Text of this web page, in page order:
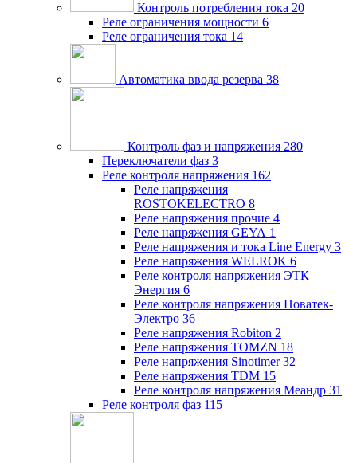
Контроль потребления тока 20
Реле ограничения мощности 6
Реле ограничения тока 14
Автоматика ввода резерва 38
Контроль фаз и напряжения 280
Переключатели фаз 3
Реле контроля напряжения 162
Реле напряжения
ROSTOKELECTRO 8
Реле напряжения прочие 4
Реле напряжения GEYA 1
Реле напряжения и тока Line Energy 3
Реле напряжения WELROK 6
Реле контроля напряжения ЭТК
Энергия 6
Реле контроля напряжения Новатек-
Электро 36
Реле напряжения Robiton 2
Реле напряжения TOMZN 18
Реле напряжения Sinotimer 32
Реле напряжения TDM 15
Реле контроля напряжения Меандр 31
Реле контроля фаз 115